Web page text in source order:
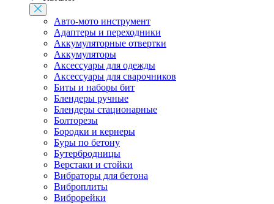
Авто-мото инструмент
Адаптеры и переходники
Аккумуляторные отвертки
Аккумуляторы
Аксессуары для одежды
Аксессуары для сварочников
Биты и наборы бит
Блендеры ручные
Блендеры стационарные
Болторезы
Бородки и кернеры
Буры по бетону
Бутербродницы
Верстаки и стойки
Вибраторы для бетона
Виброплиты
Виброрейки